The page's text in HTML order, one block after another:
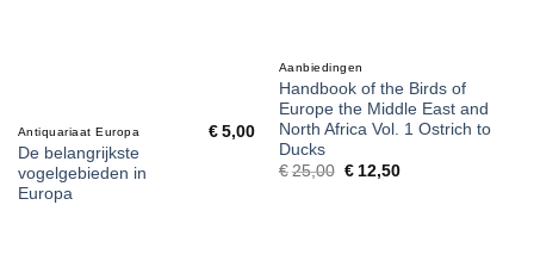
Antiquariaat Europa
De belangrijkste
vogelgebieden in
Europa
€ 5,00
Aanbiedingen
Handbook of the Birds of
Europe the Middle East and
North Africa Vol. 1 Ostrich to
Ducks
€ 25,00 Oorspronkelijke
€ 12,50Huidige